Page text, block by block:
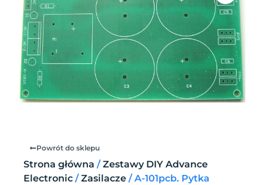
Powrót do sklepu
Strona główna / Zestawy DIY Advance
Electronic / Zasilacze / A-101pcb. Pytka